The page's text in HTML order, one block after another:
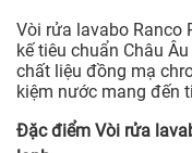
Vòi rửa lavabo Ranco
kế tiêu chuẩn Châu
chất liệu đồng mạ
kiệm nước mang đến
Đặc điểm Vòi rửa